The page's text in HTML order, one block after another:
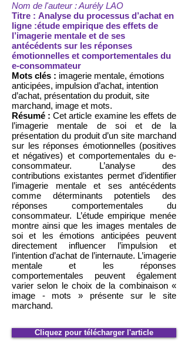
Nom de l'auteur : Aurély LAO
Titre : Analyse du processus d’achat en
ligne :étude empirique des effets de
l’imagerie mentale et de ses
antécédents sur les réponses
émotionnelles et comportementales du
e-consommateur
Mots clés : imagerie mentale, émotions
anticipées, impulsion d’achat, intention
d’achat, présentation du produit, site
marchand, image et mots.
Résumé : Cet article examine les effets de
l’imagerie mentale de soi et de la
présentation du produit d’un site marchand
sur les réponses émotionnelles (positives
et négatives) et comportementales du e-
consommateur. L’analyse des
contributions existantes permet d’identifier
l’imagerie mentale et ses antécédents
comme déterminants potentiels des
réponses comportementales du
consommateur. L’étude empirique menée
montre ainsi que les images mentales de
soi et les émotions anticipées peuvent
directement influencer l’impulsion et
l’intention d’achat de l’internaute. L’imagerie
mentale et les réponses
comportementales peuvent également
varier selon le choix de la combinaison «
image - mots » présente sur le site
marchand.
Cliquez pour télécharger l'article